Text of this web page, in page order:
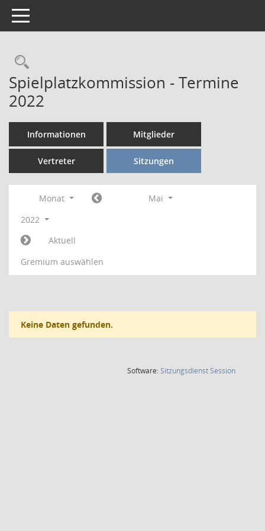
Toggle navigation
Rechercheauswahl
Spielplatzkommission - Termine
2022
Informationen Mitglieder
Vertreter Sitzungen
Monat
Mai
2022
Aktuell
Gremium auswählen
Keine Daten gefunden.
Software:SitzungsdienstSession(Wird in